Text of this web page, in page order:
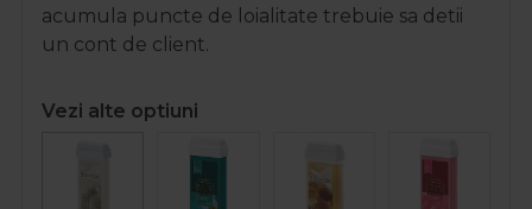
acumula puncte de loialitate trebuie sa detii
un cont de client.
Vezi alte optiuni